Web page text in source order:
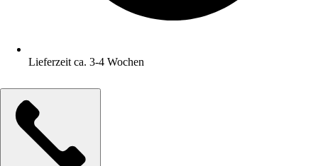
Lieferzeit ca. 3-4 Wochen